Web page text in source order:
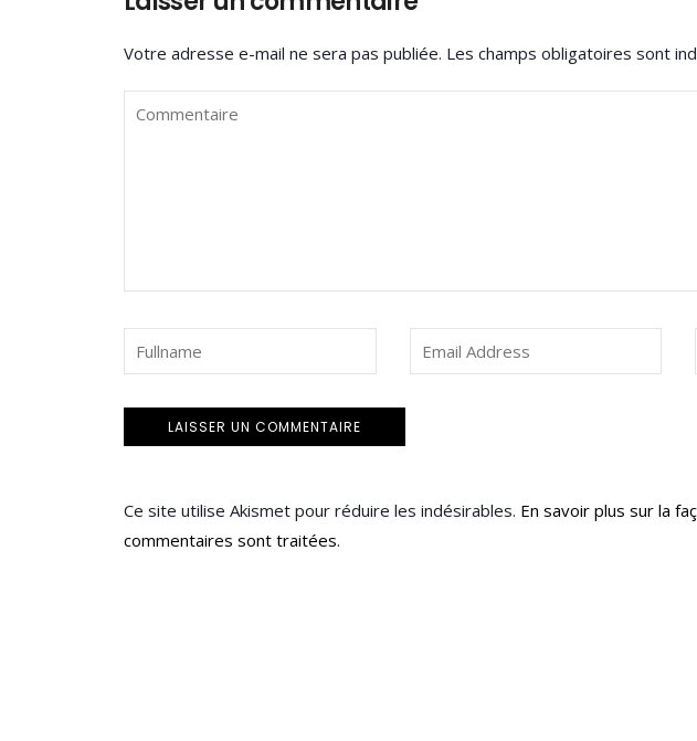
Votre adresse e-mail ne sera pas publiée. Les champs obligatoires sont
Ce site utilise Akismet pour réduire les indésirables. En savoir plus sur la
commentaires sont traitées.